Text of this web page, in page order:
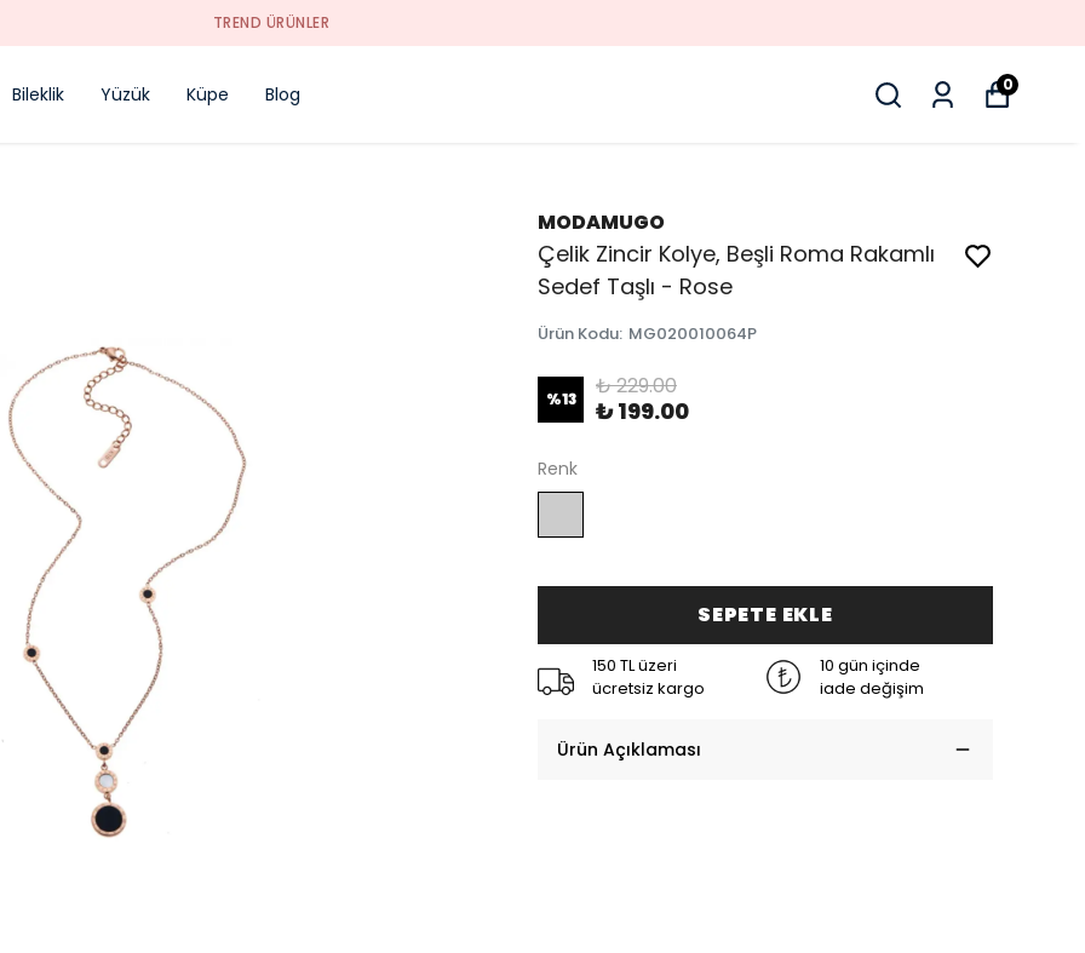
TREND ÜRÜNLER
Bileklik Yüzük Küpe Blog 0
MODAMUGO
Çelik Zincir Kolye, Beşli Roma Rakamlı
Sedef Taşlı - Rose
Ürün Kodu: MG020010064P
%13 ₺ 229.00
₺ 199.00
Renk
SEPETE EKLE
150 TL üzeri
ücretsiz kargo
10 gün içinde
iade değişim
Ürün Açıklaması